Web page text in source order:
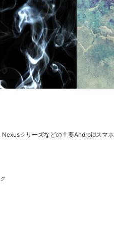
シリーズなどの主要Androidスマホ